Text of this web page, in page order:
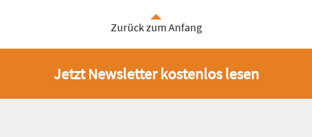
Zurück zum Anfang
Jetzt Newsletter kostenlos lesen